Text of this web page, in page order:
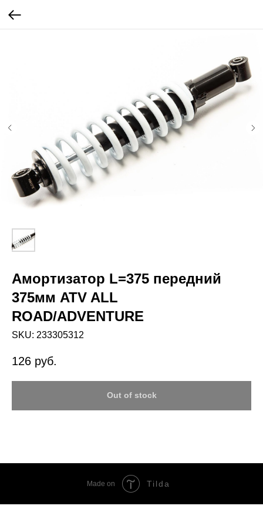
Амортизатор L=375 передний
375мм ATV ALL
ROAD/ADVENTURE
SKU: 233305312
126 руб.
Out of stock
Made on Tilda